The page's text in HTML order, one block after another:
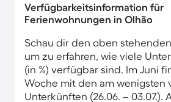
Verfügbarkeitsinformation für
Ferienwohnungen in Olhão
Schau dir den oben
um zu erfahren, wie viele
(in %) verfügbar sind. Im Juni
Woche mit den am wenigsten
Unterkünften (26.06. – 03.07.).